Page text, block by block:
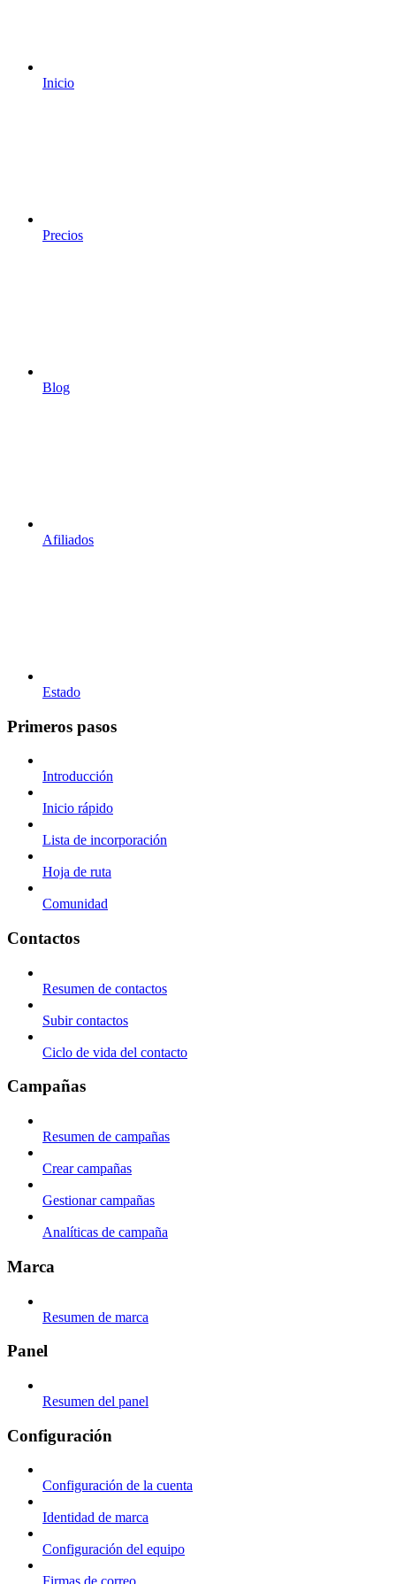
Inicio
Precios
Blog
Afiliados
Estado
Primeros pasos
Introducción
Inicio rápido
Lista de incorporación
Hoja de ruta
Comunidad
Contactos
Resumen de contactos
Subir contactos
Ciclo de vida del contacto
Campañas
Resumen de campañas
Crear campañas
Gestionar campañas
Analíticas de campaña
Marca
Resumen de marca
Panel
Resumen del panel
Configuración
Configuración de la cuenta
Identidad de marca
Configuración del equipo